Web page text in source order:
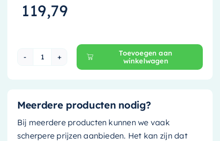
119,79
May Badoverloopset - Gunmetal - 6802156
Toevoegen aan
winkelwagen
Meerdere producten nodig?
Bij meerdere producten kunnen we vaak
scherpere prijzen aanbieden. Het kan zijn dat